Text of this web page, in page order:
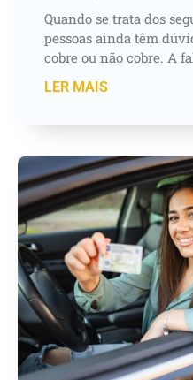
Quando se trata dos
pessoas ainda têm
cobre ou não cobre. A
LER MAIS